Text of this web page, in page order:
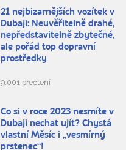
21 nejbizarnějších vozítek v
Dubaji: Neuvěřitelně drahé,
nepředstavitelně zbytečné,
ale pořád top dopravní
prostředky
9.001 přečtení
Co si v roce 2023 nesmíte v
Dubaji nechat ujít? Chystá
vlastní Měsíc i „vesmírný
prstenec“!